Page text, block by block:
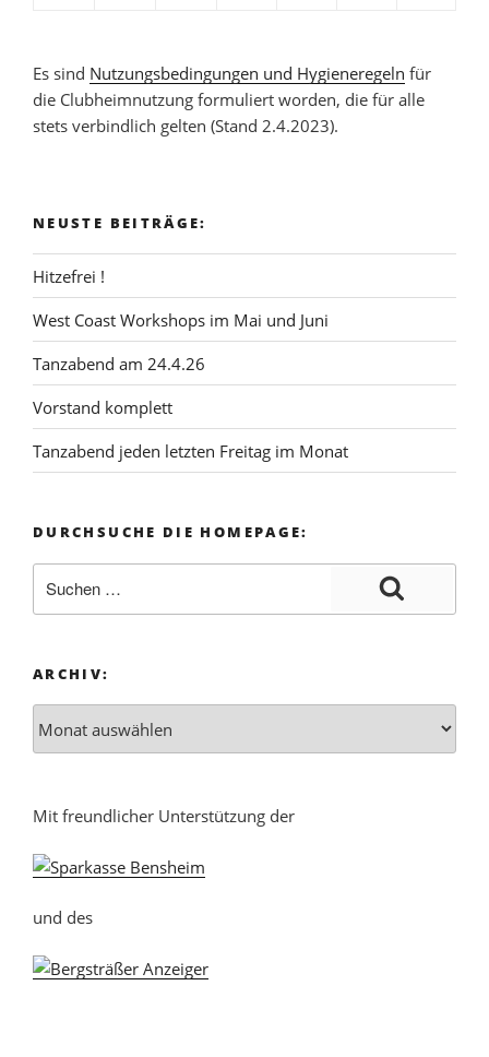
Es sind Nutzungsbedingungen und Hygieneregeln für
die Clubheimnutzung formuliert worden, die für alle
stets verbindlich gelten (Stand 2.4.2023).
NEUSTE BEITRÄGE:
Hitzefrei !
West Coast Workshops im Mai und Juni
Tanzabend am 24.4.26
Vorstand komplett
Tanzabend jeden letzten Freitag im Monat
DURCHSUCHE DIE HOMEPAGE:
ARCHIV:
Mit freundlicher Unterstützung der
und des